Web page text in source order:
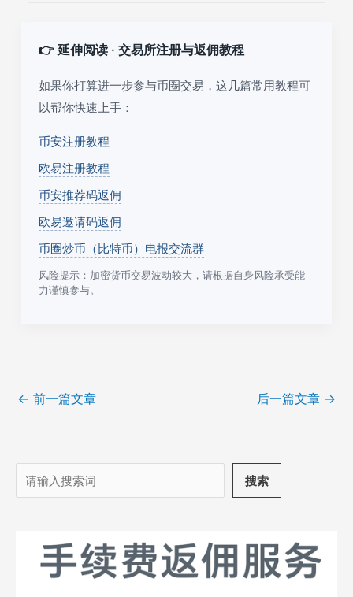
👉 延伸阅读 · 交易所注册与返佣教程
如果你打算进一步参与币圈交易，这几篇常用教程可
以帮你快速上手：
币安注册教程
欧易注册教程
币安推荐码返佣
欧易邀请码返佣
币圈炒币（比特币）电报交流群
风险提示：加密货币交易波动较大，请根据自身风险承受能
力谨慎参与。
← 前一篇文章 后一篇文章 →
搜
索
搜索